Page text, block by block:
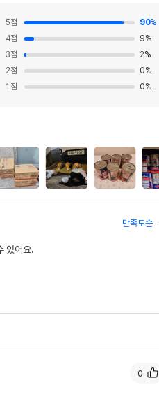
5점 90%
4점 9%
3점 2%
2점 0%
1 점 0%
만족도순
있어요.
0